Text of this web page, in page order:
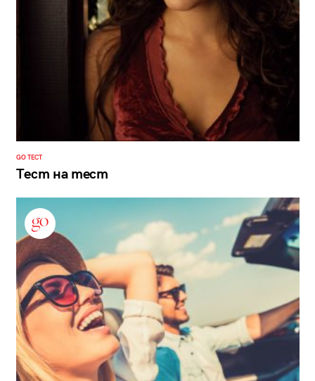
GO ТЕСТ
Тест на тест